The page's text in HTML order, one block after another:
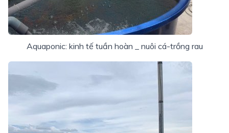
Aquaponic: kinh tế tuần hoàn _ nuôi cá-trồng rau